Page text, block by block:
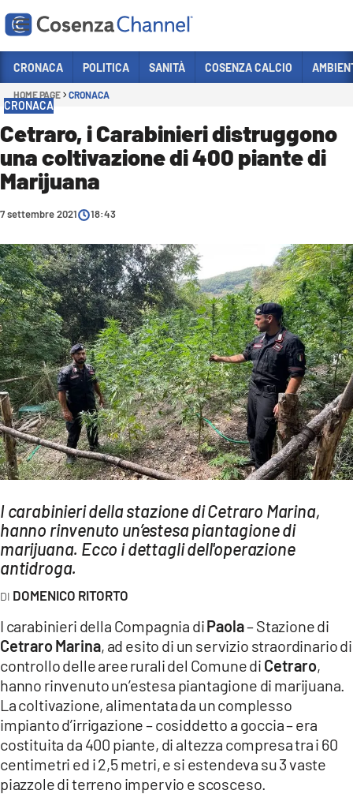
Sezioni
POLITICA
COSENZA CALCIO
ECONOMIA E LAVORO
SANITÀ
SPORT
CULTURA
AMBIENTE
Streaming
LAC TV
LAC NETWORK
LAC ONAIR
LaC
Network
LACPLAY.IT
LACTV.IT
LACONAIR.IT
LACITYMAG.IT
ILREGGINO.IT
COSENZACHANNEL.IT
ILVIBONESE.IT
CATANZAROCHANNEL.IT
CRONACA POLITICA SANITÀ COSENZA CALCIO
HOME PAGE CRONACA
CRONACA
Cetraro, i Carabinieri distruggono
una coltivazione di 400 piante di
Marijuana
7 settembre 2021 18:43
I carabinieri della stazione di Cetraro Marina,
hanno rinvenuto un’estesa piantagione di
marijuana. Ecco i dettagli dell'operazione
antidroga.
DOMENICO RITORTO
I carabinieri della Compagnia diPaola– Stazione di
Cetraro Marina, ad esito di un servizio straordinario di
controllo delle aree rurali del Comune di Cetraro,
hanno rinvenuto un’estesa piantagione di marijuana.
La coltivazione, alimentata da un complesso
impianto d’irrigazione – cosiddetto a goccia – era
costituita da 400 piante, di altezza compresa tra i 60
centimetri ed i 2,5 metri, e si estendeva su 3 vaste
piazzole di terreno impervio e scosceso.